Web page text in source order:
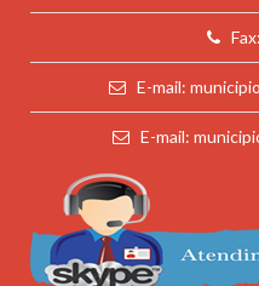
E-mail:
E-mail: